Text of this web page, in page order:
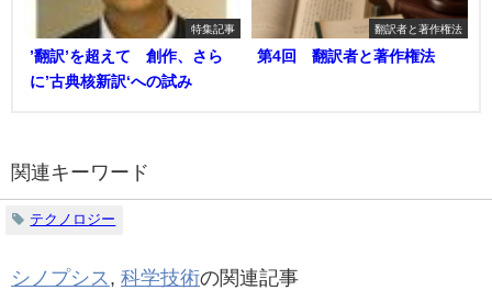
特集記事
’翻訳’を超えて 創作、さら
に’古典核新訳‘への試み
翻訳者と著作権法
第4回 翻訳者と著作権法
関連キーワード
テクノロジー
シノプシス , 科学技術の関連記事